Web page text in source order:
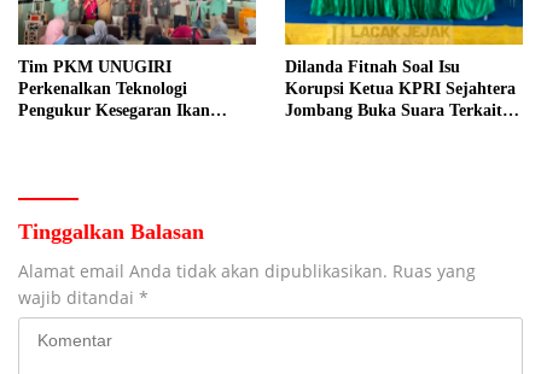
Tim PKM UNUGIRI
Perkenalkan Teknologi
Pengukur Kesegaran Ikan
Dilanda Fitnah Soal Isu
Korupsi Ketua KPRI Sejahtera
Jombang Buka Suara Terkait
Tinggalkan Balasan
Alamat email Anda tidak akan dipublikasikan. Ruas yang
wajib ditandai *